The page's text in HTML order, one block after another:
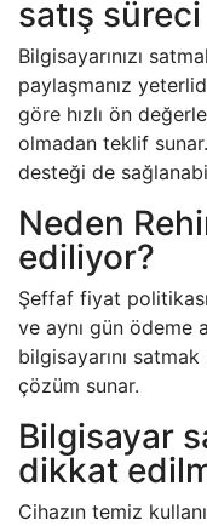
satış süreci
Bilgisayarınızı
paylaşmanız
göre hızlı ön
olmadan teklif
desteği de
Neden
ediliyor?
Şeffaf fiyat
ve aynı gün ödeme
bilgisayarını
çözüm sunar.
Bilgisayar
dikkat
Cihazın temiz